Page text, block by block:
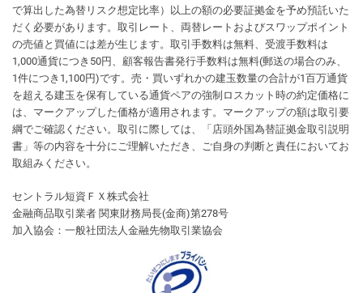
で算出した為替リスク想定比率）以上の額の必要証拠金を予め預託いた
だく必要があります。取引レート、両替レートおよびスワップポイント
の売値と買値には差が生じます。取引手数料は無料、受渡手数料は
1,000通貨につき50円、顧客報告書発行手数料は無料(郵送の場合のみ、
1件につき1,100円)です。売・買いずれかの建玉数量の合計が1百万通貨
を超える建玉を保有している通貨ペアの強制ロスカット時の約定価格に
は、マークアップした価格が適用されます。マークアップの額は取引要
綱でご確認ください。取引に際しては、「店頭外国為替証拠金取引説明
書」等の内容を十分にご理解いただき、ご自身の判断と責任においてお
取組みください。
セントラル短資ＦＸ株式会社
金融商品取引業者 関東財務局長(金商)第278号
加入協会：一般社団法人金融先物取引業協会